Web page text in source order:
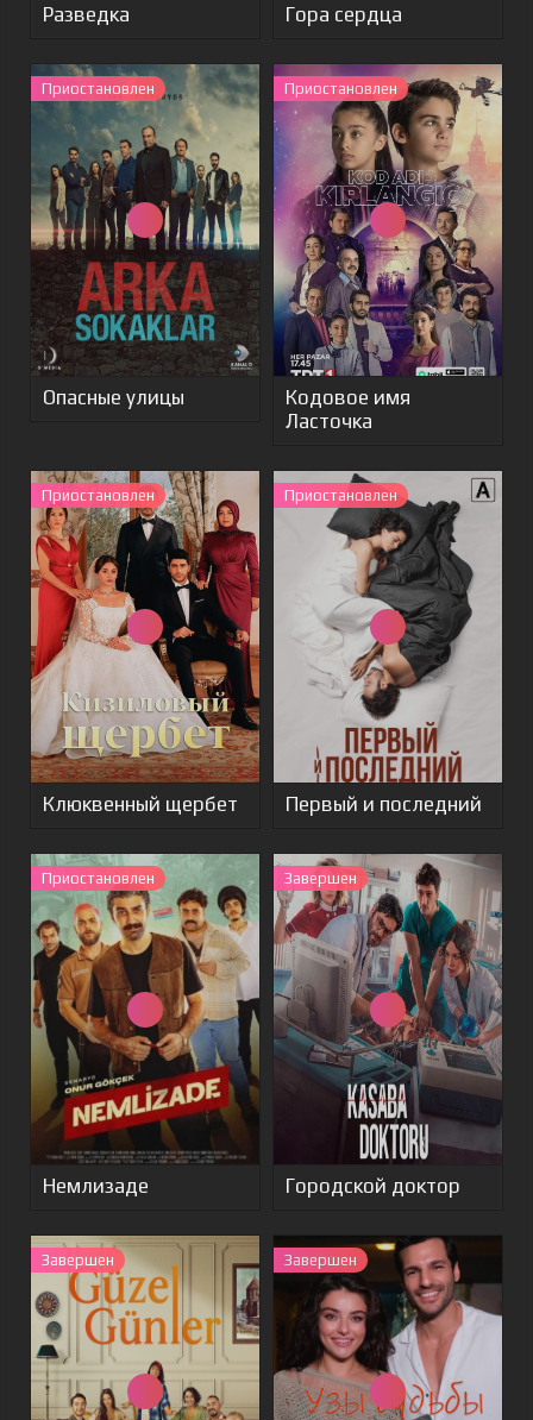
Разведка Гора сердца
Приостановлен
Опасные улицы
Приостановлен
Кодовое имя
Ласточка
Приостановлен
Клюквенный щербет
Приостановлен
Первый и последний
Приостановлен
Немлизаде
Завершен
Городской доктор
Завершен Завершен